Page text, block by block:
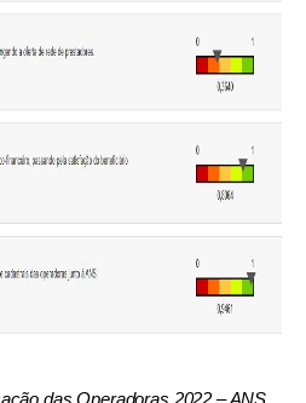
das Operadoras 2022 – ANS